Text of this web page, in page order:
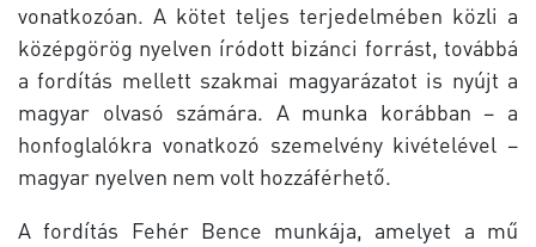
vonatkozóan. A kötet teljes terjedelmében közli a
középgörög nyelven íródott bizánci forrást, továbbá
a fordítás mellett szakmai magyarázatot is nyújt a
magyar olvasó számára. A munka korábban – a
honfoglalókra vonatkozó szemelvény kivételével –
magyar nyelven nem volt hozzáférhető.
A fordítás Fehér Bence munkája, amelyet a mű